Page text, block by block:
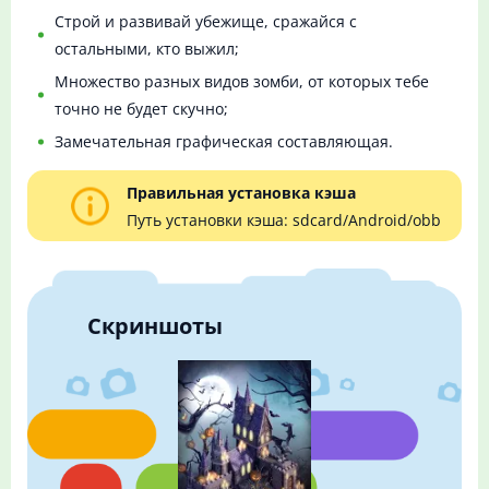
Строй и развивай убежище, сражайся с
остальными, кто выжил;
Множество разных видов зомби, от которых тебе
точно не будет скучно;
Замечательная графическая составляющая.
Правильная установка кэша
Путь установки кэша: sdcard/Android/obb
Скриншоты